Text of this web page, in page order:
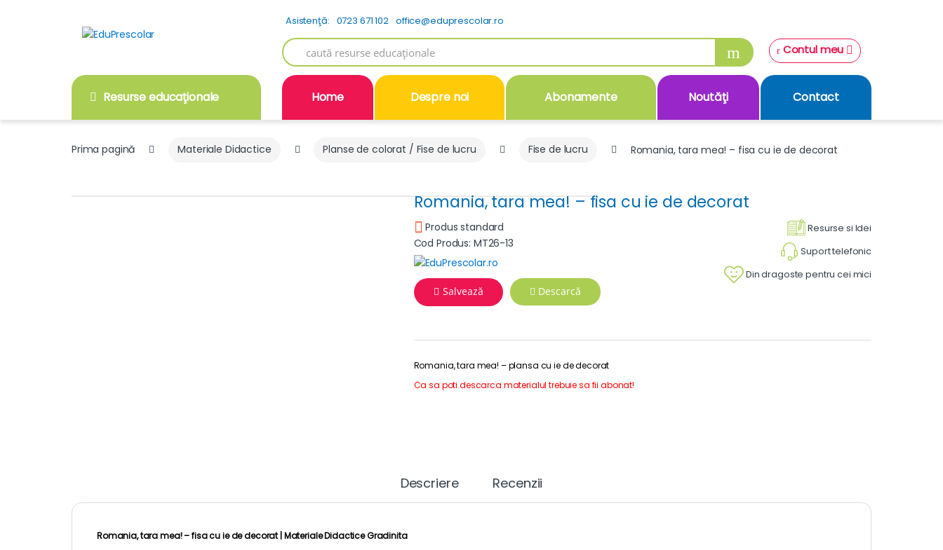
Asistenţă: 0723 671 102 office@eduprescolar.ro
Search
for:
Contul meu
Resurse educaţionale Home Despre noi Abonamente Noutăţi Contact
Prima pagină Materiale Didactice Planse de colorat / Fise de lucru Fise de lucru Romania, tara mea! – fisa cu ie de decorat
Romania, tara mea! – fisa cu ie de decorat
Resurse si Idei
Suport telefonic
Din dragoste pentru cei mici
Produs standard
Cod Produs: MT26-13
Salvează Descarcă
Romania, tara mea! – plansa cu ie de decorat
Ca sa poti descarca materialul trebuie sa fii abonat!
Descriere Recenzii
Romania, tara mea! – fisa cu ie de decorat | Materiale Didactice Gradinita